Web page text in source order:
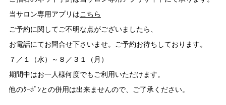
当サロン専用アプリはこちら
ご予約に関してご不明な点がございましたら、
お電話にてお問合せ下さいませ。ご予約お待ちしております。
７／１（水）～８／３１（月）
期間中はお一人様何度でもご利用いただけます。
他のｸｰﾎﾟﾝとの併用は出来ませんので、ご了承ください。